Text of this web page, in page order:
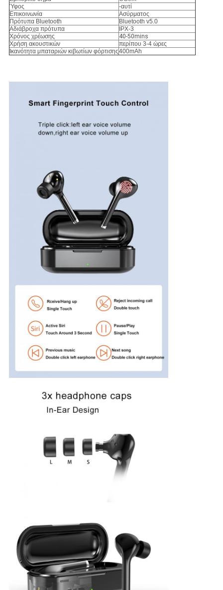
Ύφος
-αυτί
Επικοινωνία
Ασύρματος
Πρότυπα Bluetooth
Bluetooth v5.0
Αδιάβροχα πρότυπα
IPX-3
Χρόνος χρέωσης
40-50mins
Χρήση ακουστικών
περίπου 3-4 ώρες
Ικανότητα μπαταριών κιβωτίων φόρτισης400mAh